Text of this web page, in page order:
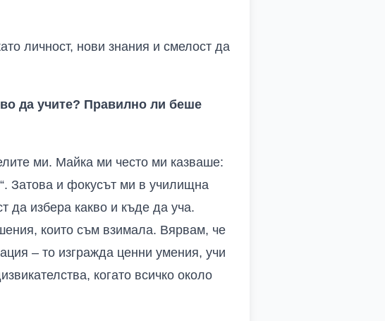
личност, нови знания и смелост да
да учите? Правилно ли беше
ми. Майка ми често ми казваше:
Затова и фокусът ми в училищна
да избера какво и къде да уча.
които съм взимала. Вярвам, че
– то изгражда ценни умения, учи
когато всичко около